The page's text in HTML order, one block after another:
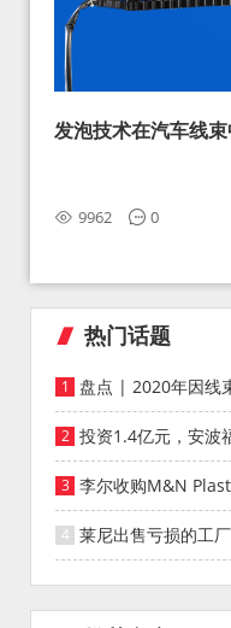
发泡技术在汽车线
9962 0
热门话题
盘点 | 2020年因线
投资1.4亿元，安波
能仓库
李尔收购M&N
统业务
莱尼出售亏损的工
投资者